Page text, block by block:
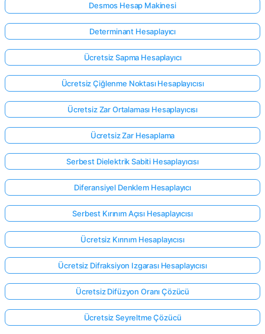
Desmos Hesap Makinesi
Determinant Hesaplayıcı
Ücretsiz Sapma Hesaplayıcı
Ücretsiz Çiğlenme Noktası Hesaplayıcısı
Ücretsiz Zar Ortalaması Hesaplayıcısı
Ücretsiz Zar Hesaplama
Serbest Dielektrik Sabiti Hesaplayıcısı
Diferansiyel Denklem Hesaplayıcı
Serbest Kırınım Açısı Hesaplayıcısı
Ücretsiz Kırınım Hesaplayıcısı
Ücretsiz Difraksiyon Izgarası Hesaplayıcısı
Ücretsiz Difüzyon Oranı Çözücü
Ücretsiz Seyreltme Çözücü